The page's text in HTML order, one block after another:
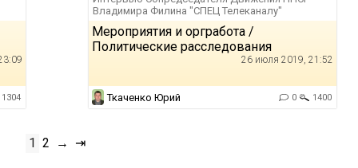
1304
Владимира Филина "СПЕЦ Телеканалу"
Мероприятия и оргработа /
Политические расследования
26 июля 2019, 21:52
Ткаченко Юрий 0 1400
1 2 → ⇥